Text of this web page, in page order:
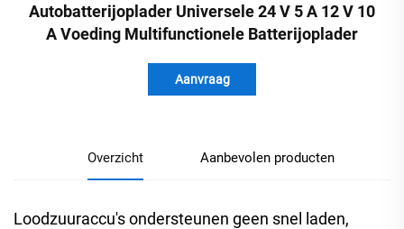
Autobatterijoplader Universele 24 V 5 A 12 V 10
A Voeding Multifunctionele Batterijoplader
Aanvraag
Overzicht Aanbevolen producten
Loodzuuraccu's ondersteunen geen snel laden,